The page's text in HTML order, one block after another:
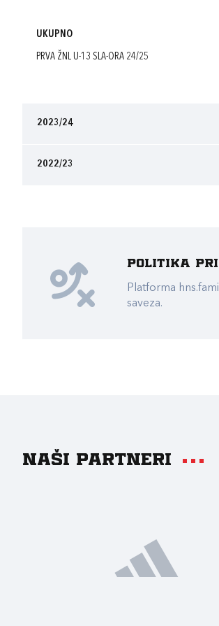
UKUPNO
PRVA ŽNL U-13 SLA-ORA 24/25
2023/24
2022/23
Politika
Platforma
saveza.
Naši partneri